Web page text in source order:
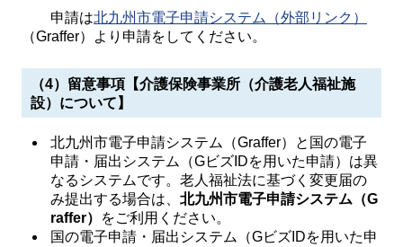
申請は北九州市電子申請システム（外部リンク）
（Graffer）より申請をしてください。
（4）留意事項【介護保険事業所（介護老人福祉施
設）について】
北九州市電子申請システム（Graffer）と国の電子
申請・届出システム（GビズIDを用いた申請）は異
なるシステムです。老人福祉法に基づく変更届の
み提出する場合は、北九州市電子申請システム（G
raffer）
をご利用ください。
国の電子申請・届出システム（GビズIDを用いた申